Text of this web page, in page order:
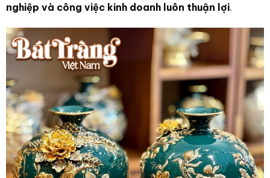
nghiệp và công việc kinh doanh luôn thuận lợi.